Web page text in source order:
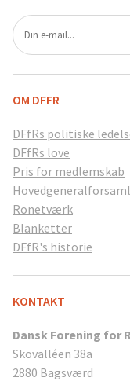
OM DFFR
DFfRs politiske
DFfRs love
Pris for medlemskab
Ronetværk
Blanketter
DFfR's historie
KONTAKT
Dansk Forening for
Skovalléen 38a
2880 Bagsværd